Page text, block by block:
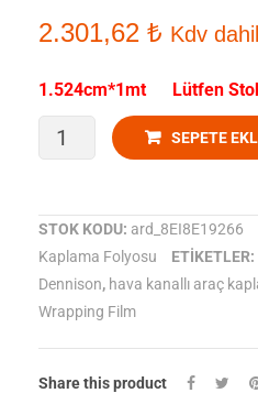
2.301,62 ₺ Kdv dahil
1.524cm*1mt Lütfen
Avery
Araç
Kaplama
Folyosu
SWF
Satin
SEPETE
STOK KODU: ard_8EI8E19266
Kaplama Folyosu
ETIKETLER:
Dennison, hava kanallı araç
Wrapping Film
Share this product